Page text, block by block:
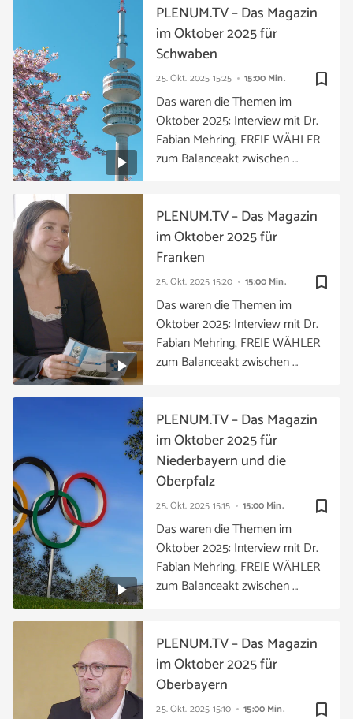
bookmark_border
25. Okt. 2025 15:25 15:00 Min.
PLENUM.TV – Das Magazin
im Oktober 2025 für
Schwaben
Das waren die Themen im
Oktober 2025: Interview mit Dr.
Fabian Mehring, FREIE WÄHLER
zum Balanceakt zwischen …
bookmark_border
25. Okt. 2025 15:20 15:00 Min.
PLENUM.TV – Das Magazin
im Oktober 2025 für
Franken
Das waren die Themen im
Oktober 2025: Interview mit Dr.
Fabian Mehring, FREIE WÄHLER
zum Balanceakt zwischen …
bookmark_border
25. Okt. 2025 15:15 15:00 Min.
PLENUM.TV – Das Magazin
im Oktober 2025 für
Niederbayern und die
Oberpfalz
Das waren die Themen im
Oktober 2025: Interview mit Dr.
Fabian Mehring, FREIE WÄHLER
zum Balanceakt zwischen …
bookmark_border
25. Okt. 2025 15:10 15:00 Min.
PLENUM.TV – Das Magazin
im Oktober 2025 für
Oberbayern